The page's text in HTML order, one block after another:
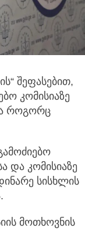
შეფასებით,
კომისიაზე
როგორც
და კომისიაზე
სისხლის
მოთხოვნის